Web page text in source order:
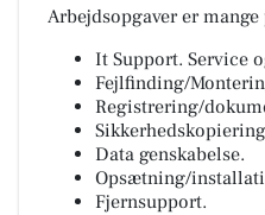
Arbejdsopgaver er
It Support. Service
Fejlfinding/
Registrering/
Data genskabelse.
Opsætning/
Fjernsupport.